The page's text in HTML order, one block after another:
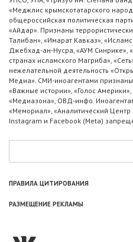
«Меджлис крымскотатарского
общероссийская политическая
«Айдар». Признаны
Талибан», «Имарат Кавказ»,
Джебхад-ан-Нусра, «АУМ Синрике»,
странах исламского Магриба»,
нежелательной деятельность
Медиа». СМИ-иноагентами
«Важные истории», «Голос
«Медиазона», ОВД-инфо.
«Мемориал», «Аналитический
Instagram и Facebook (Metа)
ПРАВИЛА ЦИТИРОВАНИЯ
РАЗМЕЩЕНИЕ РЕКЛАМЫ